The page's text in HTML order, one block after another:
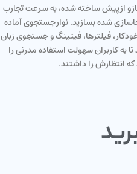
باز و از پیش ساخته شده، به سرعت تجارب
شده بسازید. نوار جستجوی آماده
فیلترها، فیتینگ و جستجوی زبان
تا به کاربران سهولت استفاده مدرنی را
انتظارش را داشتند.